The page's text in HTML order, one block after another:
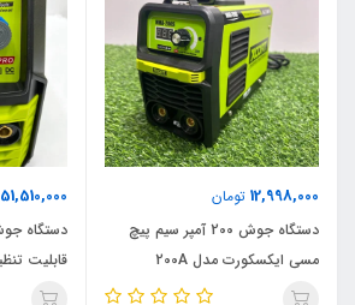
12,998,000 تومان
دستگاه جوش 200 آمپر سیم پیچ
مسی ایکسکورت مدل 200A
51,510,000